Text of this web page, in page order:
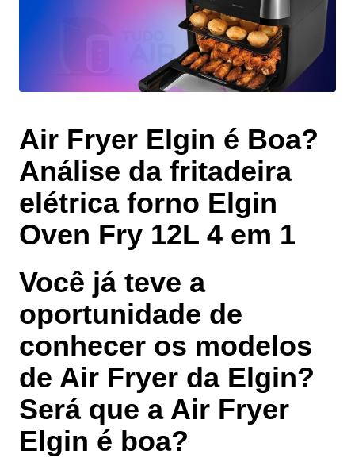
Air Fryer Elgin é Boa?
Análise da fritadeira
elétrica forno Elgin
Oven Fry 12L 4 em 1
Você já teve a
oportunidade de
conhecer os modelos
de Air Fryer da Elgin?
Será que a Air Fryer
Elgin é boa?